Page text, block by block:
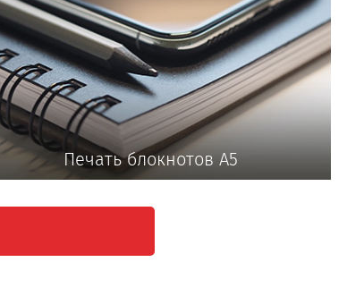
Печать блокнотов А5